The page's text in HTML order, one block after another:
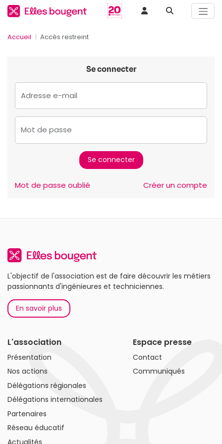
Accueil Accès restreint
Se connecter
Adresse e-mail
Mot de passe
Mot de passe oublié Créer un compte
L'objectif de l'association est de faire découvrir les métiers
passionnants d'ingénieures et techniciennes.
En savoir plus
L'association
Présentation
Nos actions
Délégations régionales
Délégations internationales
Partenaires
Réseau éducatif
Actualités
Espace presse
Contact
Communiqués